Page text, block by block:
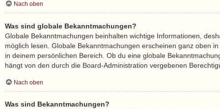
Nach oben
Was sind globale Bekanntmachungen?
Globale Bekanntmachungen beinhalten wichtige Informationen,
möglich lesen. Globale Bekanntmachungen erscheinen ganz oben
in deinem persönlichen Bereich. Ob du eine globale
hängt von den durch die Board-Administration vergebenen
Nach oben
Was sind Bekanntmachungen?